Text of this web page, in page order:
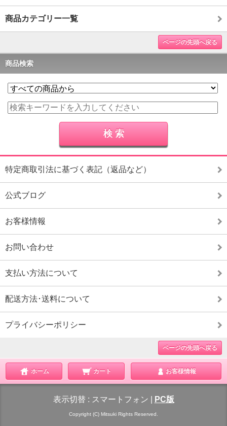
商品カテゴリー一覧
ページの先頭へ戻る
商品検索
特定商取引法に基づく表記（返品など）
公式ブログ
お客様情報
お問い合わせ
支払い方法について
配送方法･送料について
プライバシーポリシー
ページの先頭へ戻る
ホーム カート お客様情報
表示切替 : スマートフォン PC版
Copyright (C) Mitsuki Rights Reserved.